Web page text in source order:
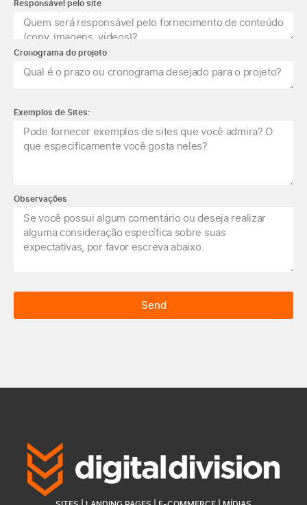
Responsável pelo site
Cronograma do projeto
Exemplos de Sites:
Observações
Send